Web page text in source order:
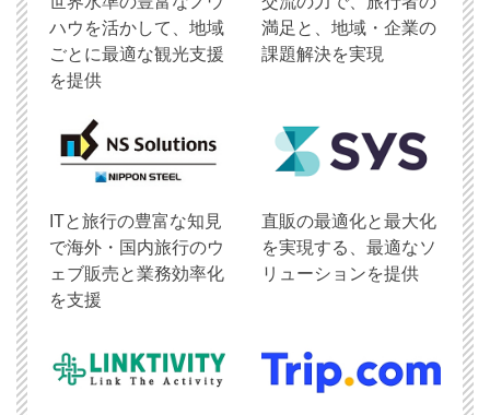
ハウを活かして、地域
ごとに最適な観光支援
を提供
満足と、地域・企業の
課題解決を実現
ITと旅行の豊富な知見
で海外・国内旅行のウ
ェブ販売と業務効率化
を支援
直販の最適化と最大化
を実現する、最適なソ
リューションを提供